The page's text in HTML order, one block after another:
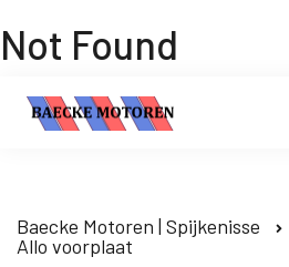
Not Found
Baecke Motoren | Spijkenisse
Allo voorplaat